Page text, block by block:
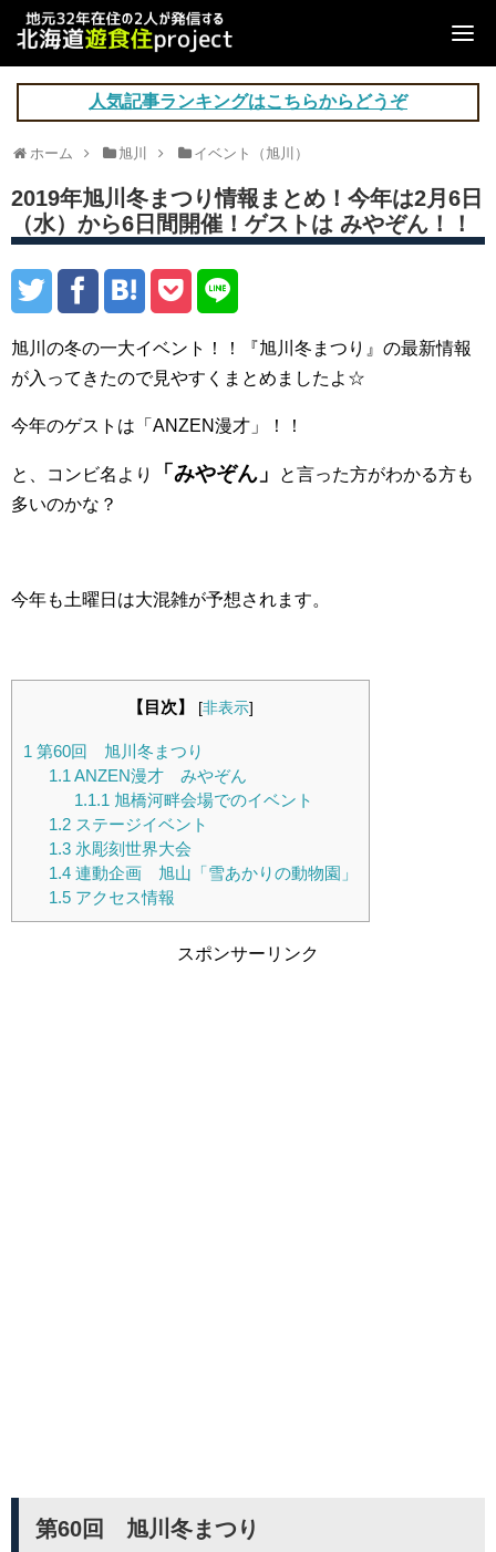
人気記事ランキングはこちらからどうぞ
ホーム 旭川 イベント（旭川）
2019年旭川冬まつり情報まとめ！今年は2月6日
（水）から6日間開催！ゲストは みやぞん！！
旭川の冬の一大イベント！！『旭川冬まつり』の最新情報
が入ってきたので見やすくまとめましたよ☆
今年のゲストは「ANZEN漫才」！！
と、コンビ名より 「みやぞん 」
と言った方がわかる方も
多いのかな？
今年も土曜日は大混雑が予想されます。
【目次】 [非表示]
1 第60回 旭川冬まつり
1.1 ANZEN漫才 みやぞん
1.1.1 旭橋河畔会場でのイベント
1.2ステージイベント
1.3氷彫刻世界大会
1.4連動企画 旭山「雪あかりの動物園」
1.5アクセス情報
スポンサーリンク
第60回 旭川冬まつり